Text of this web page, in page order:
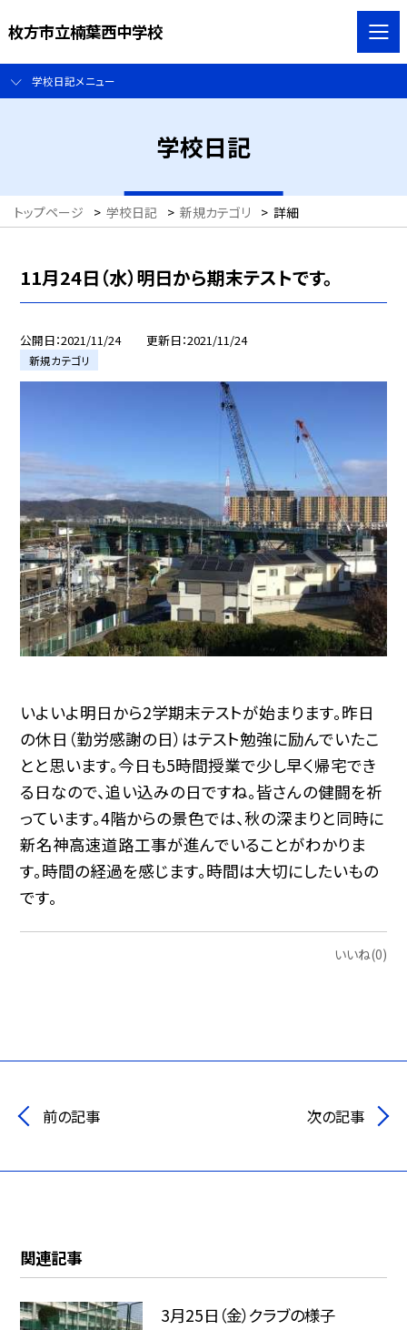
枚方市立楠葉西中学校
学校日記メニュー
学校日記
トップページ > 学校日記 > 新規カテゴリ > 詳細
11月24日（水）明日から期末テストです。
公開日 2021/11/24 更新日 2021/11/24
新規カテゴリ
いよいよ明日から2学期末テストが始まります。昨日
の休日（勤労感謝の日）はテスト勉強に励んでいたこ
とと思います。今日も5時間授業で少し早く帰宅でき
る日なので、追い込みの日ですね。皆さんの健闘を祈
っています。4階からの景色では、秋の深まりと同時に
新名神高速道路工事が進んでいることがわかりま
す。時間の経過を感じます。時間は大切にしたいもの
です。
いいね(0)
前の記事 次の記事
関連記事
3月25日（金）クラブの様子